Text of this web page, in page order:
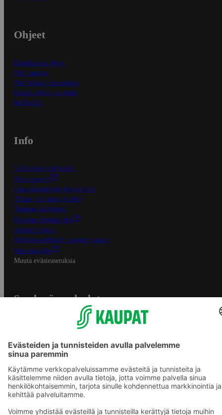
Ohjeet
Ensitilaajan ohjeet
Näin maksat
Näin tilaat ja muokkaat
Kaikki ohjeet ja vinkit
In English
Info
S-Business yrityksille
Oiva-raportit
Osuuskauppojen yhteystiedot
Tilaus- ja toimitusehdot
Tietosuojakäytäntö
Palvelun käyttöehdot
Saavutettavuus
Mobiilisovelluksen saavutettavuus
Mainostajalle
Muuta evästeasetuksia
S-ryhmän palvelut
Yhteishyvä Ruoka -sovellus
S-ostoslista -sovellus
Prisma.fi
Sokos.fi
S-Pankki